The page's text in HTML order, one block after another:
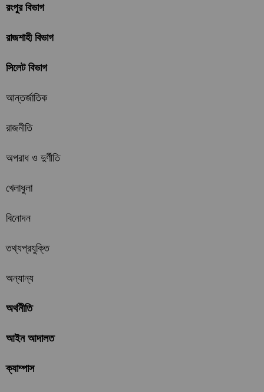
রংপুর বিভাগ
রাজশাহী বিভাগ
সিলেট বিভাগ
আন্তর্জাতিক
রাজনীতি
অপরাধ ও দুর্ণীতি
খেলাধুলা
বিনোদন
তথ্যপ্রযুক্তি
অন্যান্য
অর্থনীতি
আইন আদালত
ক্যাম্পাস